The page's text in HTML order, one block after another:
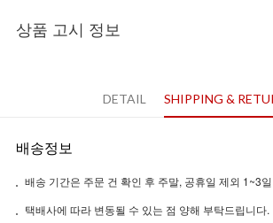
상품 고시 정보
DETAIL SHIPPING &
배송정보
배송 기간은 주문 건 확인 후 주말, 공휴일 제외 1~3
택배사에 따라 변동될 수 있는 점 양해 부탁드립니다.